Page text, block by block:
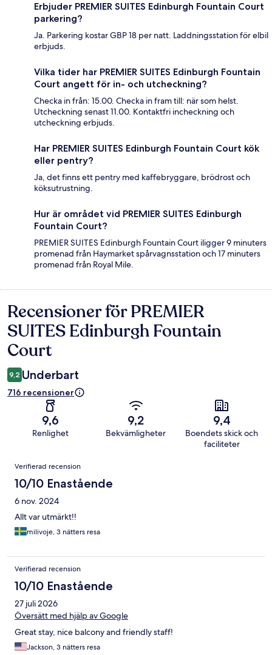
Erbjuder PREMIER SUITES Edinburgh Fountain Court
parkering?
Ja. Parkering kostar GBP 18 per natt. Laddningsstation för elbil
erbjuds.
Vilka tider har PREMIER SUITES Edinburgh Fountain
Court angett för in- och utcheckning?
Checka in från: 15.00. Checka in fram till: när som helst.
Utcheckning senast 11.00. Kontaktfri incheckning och
utcheckning erbjuds.
Har PREMIER SUITES Edinburgh Fountain Court kök
eller pentry?
Ja, det finns ett pentry med kaffebryggare, brödrost och
köksutrustning.
Hur är området vid PREMIER SUITES Edinburgh
Fountain Court?
PREMIER SUITES Edinburgh Fountain Court iligger 9 minuters
promenad från Haymarket spårvagnsstation och 17 minuters
promenad från Royal Mile.
Recensioner
Recensioner för PREMIER
SUITES Edinburgh Fountain
Court
9,2 Underbart
716 recensioner
9,6
Renlighet
9,2
Bekvämligheter
9,4
Boendets skick och
faciliteter
Recensioner
Verifierad recension
10/10 Enastående
6 nov. 2024
Allt var utmärkt!!
milivoje, 3 nätters resa
Verifierad recension
10/10 Enastående
27 juli 2026
Översätt med hjälp av Google
Great stay, nice balcony and friendly staff!
Jackson, 3 nätters resa